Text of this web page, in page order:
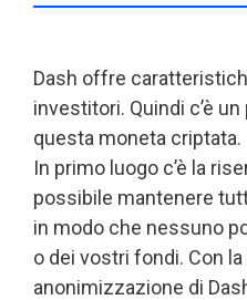
Dash offre
investitori. Quindi c’è un
questa moneta criptata.
In primo luogo c’è la
possibile mantenere
in modo che nessuno
o dei vostri fondi. Con
anonimizzazione di